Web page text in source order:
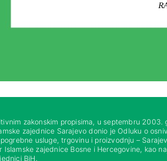
zakonskim propisima, u septembru 2003.
zajednice Sarajevo donio je Odluku o
pogrebne usluge, trgovinu i proizvodnju –
Islamske zajednice Bosne i Hercegovine, kao
BiH.